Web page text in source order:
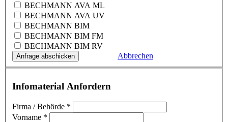
BECHMANN AVA ML
BECHMANN AVA UV
BECHMANN BIM
BECHMANN BIM FM
BECHMANN BIM RV
Abbrechen
Infomaterial Anfordern
Firma / Behörde *
Vorname *